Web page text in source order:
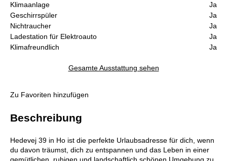
Klimaanlage
Ja
Geschirrspüler
Ja
Nichtraucher
Ja
Ladestation für Elektroauto
Ja
Klimafreundlich
Ja
Gesamte Ausstattung sehen
Zu Favoriten hinzufügen
Beschreibung
Hedevej 39 in Ho ist die perfekte Urlaubsadresse für dich, wenn
du davon träumst, dich zu entspannen und das Leben in einer